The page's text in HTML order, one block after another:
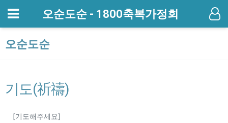
메뉴 오순도순 - 1800축복가정회
오순도순
기도(祈禱)
[기도해주세요]